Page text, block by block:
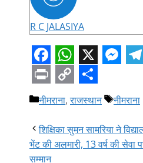
R C JALASIYA
Facebook
WhatsApp
X
PrintCopy
Link
Share
Categories
नीमराना,राजस्थान Tags
नीमराना
शिक्षिका सुमन सामरिया ने
भेंट की अलमारी, 13 वर्ष की सेवा
सम्मान